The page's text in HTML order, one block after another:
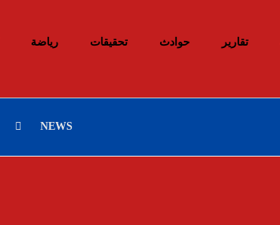
تقارير حوادث تحقيقات رياضة
NEWS